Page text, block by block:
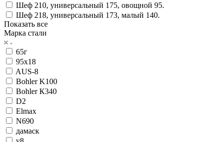
Шеф 210, универсальный 175, овощной 95.
Шеф 218, универсальный 173, малый 140.
Показать все
Марка стали
65г
95х18
AUS-8
Bohler K100
Bohler К340
D2
Elmax
N690
дамаск